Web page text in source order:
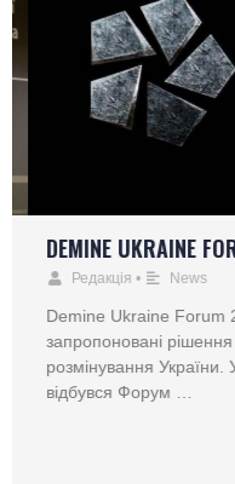
DEMINE UKRAINE
Редакція • News
Demine Ukraine Forum
запропоновані рішення
розмінування України. У
відбувся Форум …